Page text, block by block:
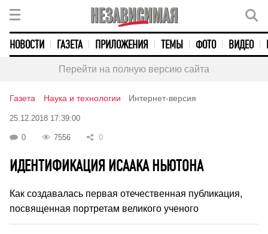
НОВОСТИ ГАЗЕТА ПРИЛОЖЕНИЯ ТЕМЫ ФОТО ВИДЕО
Перейти на полную версию сайта
Газета Наука и технологии Интернет-версия
25.12.2018 17:39:00
0 7556 0
ИДЕНТИФИКАЦИЯ ИСААКА НЬЮТОНА
Как создавалась первая отечественная публикация,
посвященная портретам великого ученого